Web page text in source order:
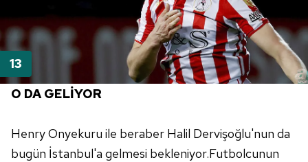
O DA GELİYOR
Henry Onyekuru ile beraber Halil Dervişoğlu'nun da
bugün İstanbul'a gelmesi bekleniyor.Futbolcunun